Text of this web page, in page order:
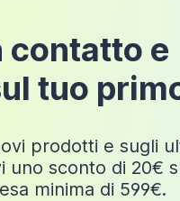
contatto e
tuo
prodotti e sugli
uno sconto di 20€
minima di 599€.